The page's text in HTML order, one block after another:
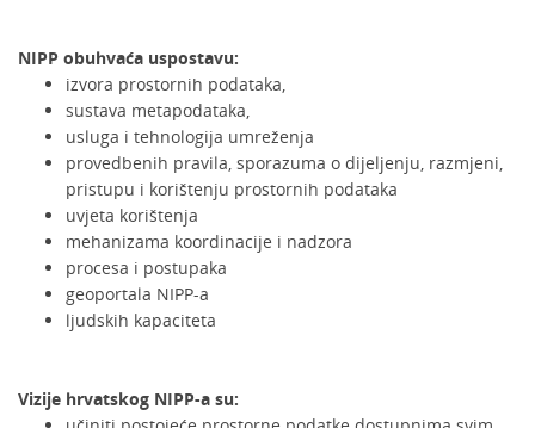
NIPP obuhvaća uspostavu:
izvora prostornih podataka,
sustava metapodataka,
usluga i tehnologija umreženja
provedbenih pravila, sporazuma o dijeljenju, razmjeni,
pristupu i korištenju prostornih podataka
uvjeta korištenja
mehanizama koordinacije i nadzora
procesa i postupaka
geoportala NIPP-a
ljudskih kapaciteta
Vizije hrvatskog NIPP-a su: